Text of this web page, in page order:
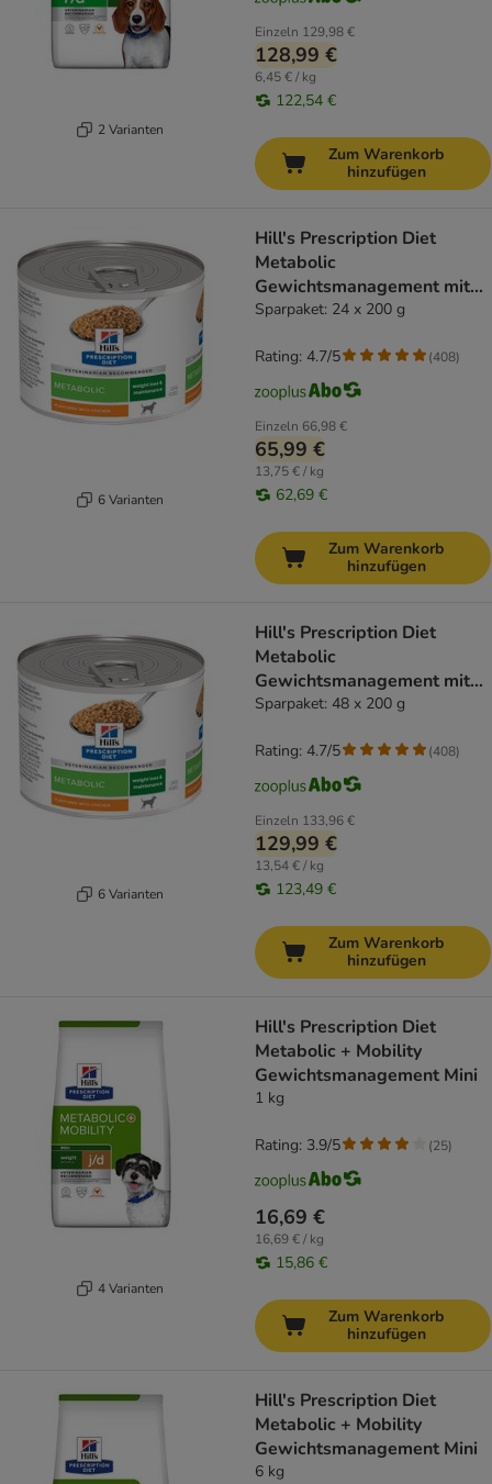
2 Varianten
Einzeln 129,98 €
128,99 €
6,45 € / kg
122,54 €
Zum Warenkorb
hinzufügen
6 Varianten
Hill's Prescription Diet
Metabolic
Gewichtsmanagement mit
Huhn
Sparpaket: 24 x 200 g
Einzeln 66,98 €
65,99 €
13,75 € / kg
62,69 €
Rating: 4.7/5 (408)
Zum Warenkorb
hinzufügen
6 Varianten
Hill's Prescription Diet
Metabolic
Gewichtsmanagement mit
Huhn
Sparpaket: 48 x 200 g
Einzeln 133,96 €
129,99 €
13,54 € / kg
123,49 €
Rating: 4.7/5 (408)
Zum Warenkorb
hinzufügen
4 Varianten
Hill's Prescription Diet
Metabolic + Mobility
Gewichtsmanagement Mini
1 kg
16,69 €
16,69 € / kg
15,86 €
Rating: 3.9/5 (25)
Zum Warenkorb
hinzufügen
Hill's Prescription Diet
Metabolic + Mobility
Gewichtsmanagement Mini
6 kg